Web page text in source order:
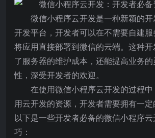
微信小程序云开发是一种新颖的
开发平台，开发者可以在不需要自建服
将应用直接部署到微信的云端。这种
了服务器的维护成本，还能提高业务
性，深受开发者的欢迎。
在使用微信小程序云开发的过程
用云开发的资源，开发者需要拥有一定
以下是一些开发者必备的微信小程序
巧：